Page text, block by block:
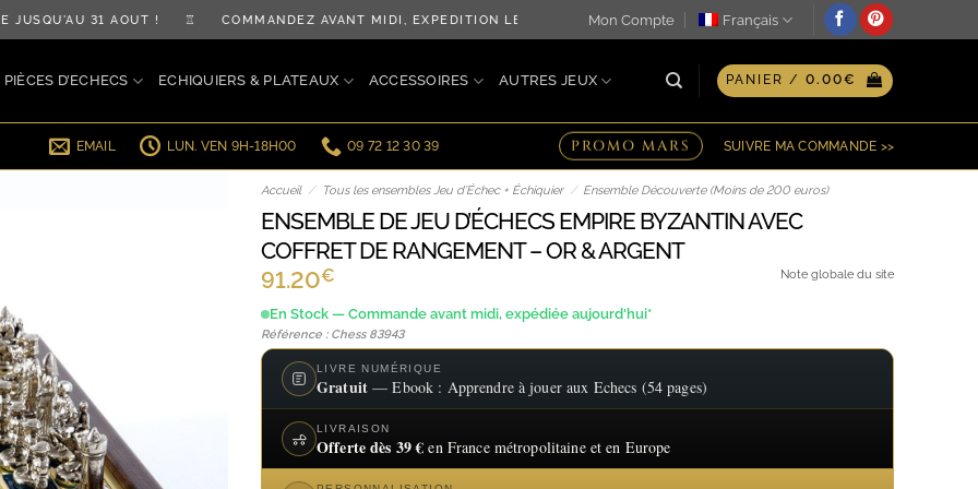
31 AOÛT ! ♖ COMMANDEZ AVANT MIDI, EXPÉDITION LE JOUR MÊME ♖ OPTION GRAVURE PERSONNALISÉE SUR
Mon Compte Français
PIÈCES D’ECHECS ECHIQUIERS & PLATEAUX ACCESSOIRES AUTRES JEUX PANIER / 0.00€
EMAIL LUN. VEN 9H-18H00 09 72 12 30 39 PROMO MARS SUIVRE MA COMMANDE >>
Accueil / Tous les ensembles Jeu d’Échec + Échiquier / Ensemble Découverte (Moins de 200 euros)
ENSEMBLE DE JEU D’ÉCHECS EMPIRE BYZANTIN AVEC
COFFRET DE RANGEMENT – OR & ARGENT
91.20€
En Stock — Commande avant midi, expédiée aujourd'hui*
Référence : Chess 83943
Note globale du site
LIVRE NUMÉRIQUE
Gratuit— Ebook : Apprendre à jouer aux Echecs (54 pages)
LIVRAISON
Offerte dès 39 € en France métropolitaine et en Europe